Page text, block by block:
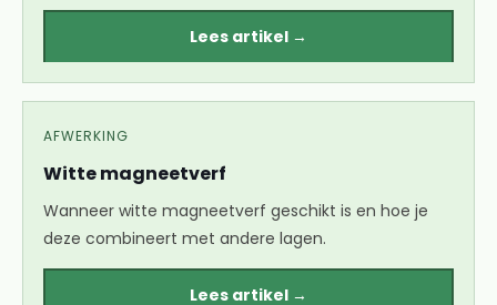
Lees artikel →
AFWERKING
Witte magneetverf
Wanneer witte magneetverf geschikt is en hoe je
deze combineert met andere lagen.
Lees artikel →